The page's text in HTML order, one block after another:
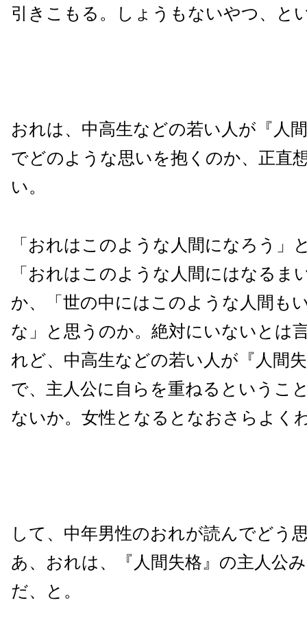
引きこもる。しょうもないやつ、と
おれは、中高生などの若い人が『人
でどのような思いを抱くのか、正直
い。
「おれはこのような人間になろう」
「おれはこのような人間にはなるま
か、「世の中にはこのような人間も
な」と思うのか。絶対にいないとは
れど、中高生などの若い人が『人間
で、主人公に自らを重ねるというこ
ないか。女性となるとなおさらよく
して、中年男性のおれが読んでどう
あ、おれは、『人間失格』の主人公
だ、と。